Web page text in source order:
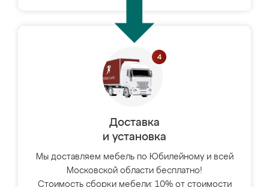
Доставка
и установка
Мы доставляем мебель по Юбилейному и всей
Московской области бесплатно!
Стоимость сборки мебели: 10% от стоимости